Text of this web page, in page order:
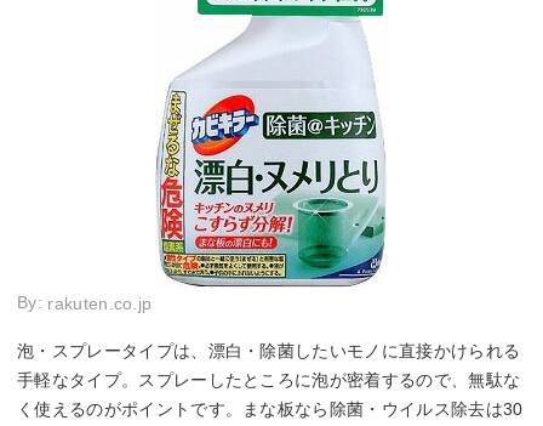
By: rakuten.co.jp
泡・スプレータイプは、漂白・除菌したいモノに直接かけられる
手軽なタイプ。スプレーしたところに泡が密着するので、無駄な
く使えるのがポイントです。まな板なら除菌・ウイルス除去は30